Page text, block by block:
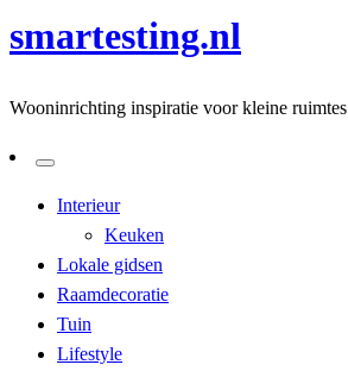
smartesting.nl
Wooninrichting inspiratie voor kleine ruimtes
Interieur
Keuken
Lokale gidsen
Raamdecoratie
Tuin
Lifestyle